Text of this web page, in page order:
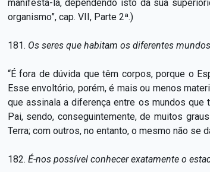
manifestá-la, dependendo isto da sua
organismo”, cap. VII, Parte 2ª.)
181. Os seres que habitam os diferentes
“É fora de dúvida que têm corpos, porque o
Esse envoltório, porém, é mais ou menos
que assinala a diferença entre os mundos que
Pai, sendo, conseguintemente, de muitos
Terra; com outros, no entanto, o mesmo não se
182. É-nos possível conhecer exatamente o